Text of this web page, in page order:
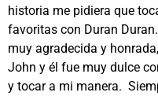
historia me pidiera que
favoritas con Duran
muy agradecida y
John y él fue muy dulce
y tocar a mi manera.